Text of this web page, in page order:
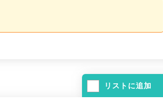
リストに追加